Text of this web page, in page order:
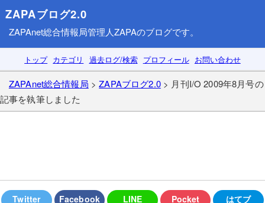
ZAPAブログ2.0
ZAPAnet総合情報局管理人ZAPAのブログです。
トップ カテゴリ 過去ログ/検索 プロフィール お問い合わせ
ZAPAnet総合情報局 >ZAPAブログ2.0> 月刊I/O 2009年8月号の
記事を執筆しました